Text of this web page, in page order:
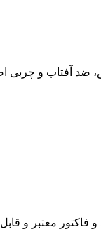
معتبر و